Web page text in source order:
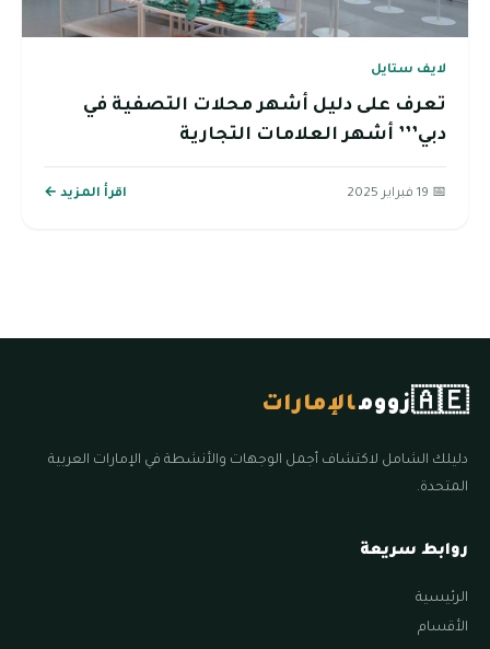
لايف ستايل
تعرف على دليل أشهر محلات التصفية في
دبي’’’ أشهر العلامات التجارية
📅 19 فبراير 2025 اقرأ المزيد ←
🇦🇪زوومالإمارات
دليلك الشامل لاكتشاف أجمل الوجهات والأنشطة في الإمارات العربية
المتحدة.
روابط سريعة
الرئيسية
الأقسام